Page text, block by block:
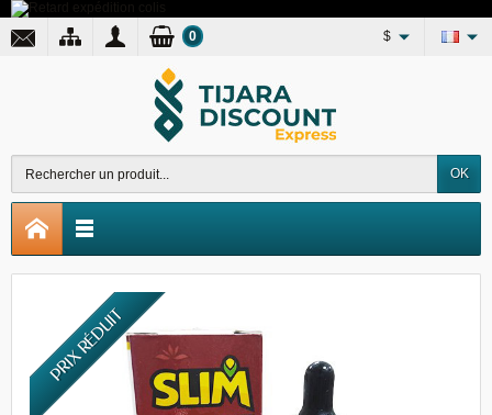
$
OK
0
PRIX RÉDUIT